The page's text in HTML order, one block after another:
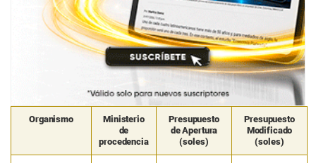
Organismo
Ministerio
de
procedencia
Presupuesto
de Apertura
(soles)
Presupuesto
Modificado
(soles)